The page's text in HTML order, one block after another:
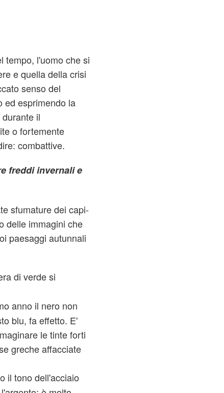
tempo, l'uomo che si
e quella della crisi
senso del
ed esprimendo la
il
o fortemente
combattive.
freddi invernali e
sfumature dei capi-
delle immagini che
paesaggi autunnali
di verde si
anno il nero non
blu, fa effetto. E'
le tinte forti
greche affacciate
il tono dell'acciaio